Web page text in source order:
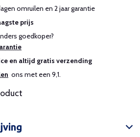
omruilen en 2 jaar garantie
prijs
goedkoper?
en altijd gratis verzending
ons met een 9,1.